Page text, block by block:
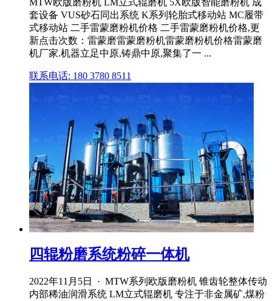
套设备 VUS砂石同出系统 K系列轮胎式移动站 MC履带
式移动站 二手雷蒙磨粉机价格 二手雷蒙磨粉机价格,更
新点击次数：雷蒙磨雷蒙磨粉机雷蒙磨粉机价格雷蒙磨
机厂家.机器立足中原,铸鼎中原,聚集了一 ...
联系电话: 180 3780 8511
四辊粉磨系统粉碎一体机
2022年11月5日 · MTW系列欧版磨粉机 锥齿轮整体传动
内部稀油润滑系统 LM立式辊磨机 专注于非金属矿,煤粉